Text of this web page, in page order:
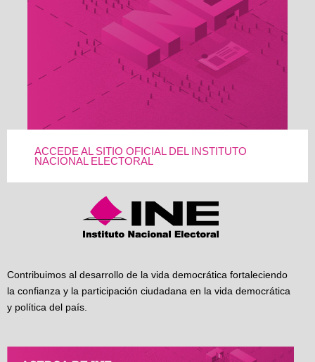
ACCEDE AL SITIO OFICIAL DEL INSTITUTO
NACIONAL ELECTORAL
Contribuimos al desarrollo de la vida democrática fortaleciendo
la confianza y la participación ciudadana en la vida democrática
y política del país.